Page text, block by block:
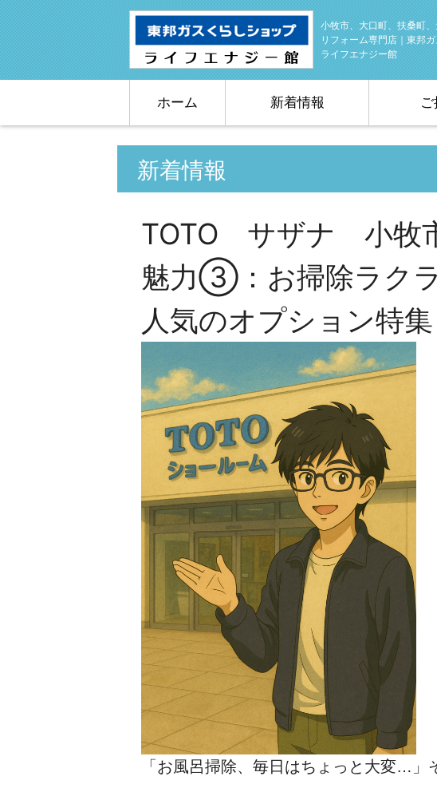
小牧市、大口町、扶桑町
リフォーム専門店｜東邦
ライフエナジー館
ホーム 新着情報
新着情報
TOTO サザナ 小牧
魅力③：お掃除ラク
人気のオプション特集
「お風呂掃除、毎日はちょっと大変…」